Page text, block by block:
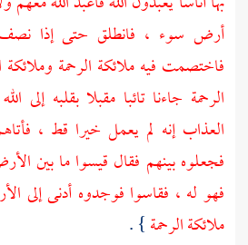
أرض سوء ، فانطلق حتى إذا نصف
فاختصمت فيه ملائكة الرحمة
الرحمة جاءنا تائبا مقبلا بقلبه إلى
العذاب إنه لم يعمل خيرا قط ،
فجعلوه بينهم فقال قيسوا ما بين
فهو له ، فقاسوا فوجدوه أدنى إلى
ملائكة الرحمة} .